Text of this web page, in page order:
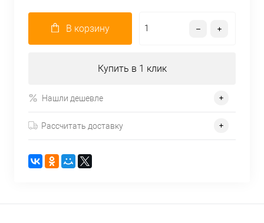
В корзину
Купить в 1 клик
Нашли дешевле
Рассчитать доставку